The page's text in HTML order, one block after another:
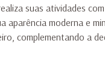
suas atividades
aparência moderna e
complementando a